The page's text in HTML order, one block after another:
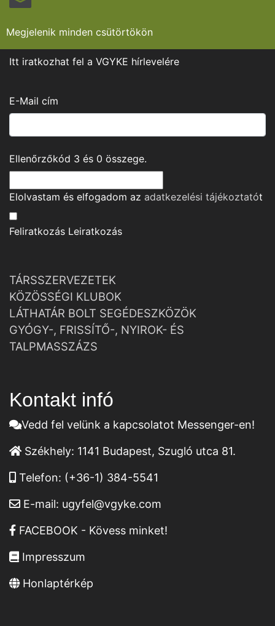
Megjelenik minden csütörtökön
Itt iratkozhat fel a VGYKE hírlevelére
E-Mail cím
Ellenőrzőkód 3 és 0 összege.
Elolvastam és elfogadom az adatkezelési tájékoztatót
Feliratkozás Leiratkozás
TÁRSSZERVEZETEK
KÖZÖSSÉGI KLUBOK
LÁTHATÁR BOLT SEGÉDESZKÖZÖK
GYÓGY-, FRISSÍTŐ-, NYIROK- ÉS
TALPMASSZÁZS
Kontakt infó
Vedd fel velünk a kapcsolatot Messenger-en!
Székhely: 1141 Budapest, Szugló utca 81.
Telefon: (+36-1) 384-5541
E-mail: ugyfel@vgyke.com
FACEBOOK - Kövess minket!
Impresszum
Honlaptérkép